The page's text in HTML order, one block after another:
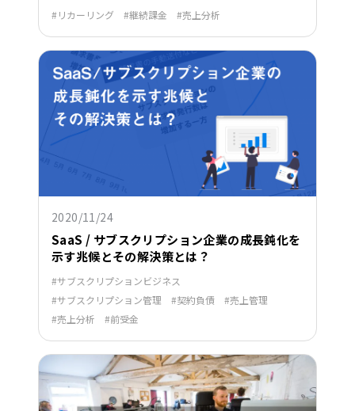
リカーリング 継続課金 売上分析
2020/11/24
SaaS / サブスクリプション企業の成長鈍化を
示す兆候とその解決策とは？
サブスクリプションビジネス
サブスクリプション管理
契約負債
売上管理
売上分析
前受金